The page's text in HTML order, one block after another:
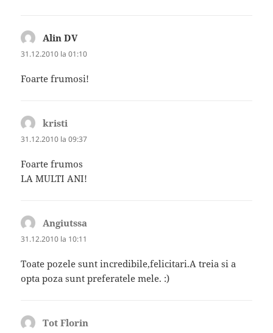
Alin DVspune:
31.12.2010 la 01:10
Foarte frumosi!
kristi
31.12.2010 la 09:37
Foarte frumos
LA MULTI ANI!
Angiutssa
31.12.2010 la 10:11
Toate pozele sunt incredibile,felicitari.A treia si a
opta poza sunt preferatele mele. :)
Tot Florin